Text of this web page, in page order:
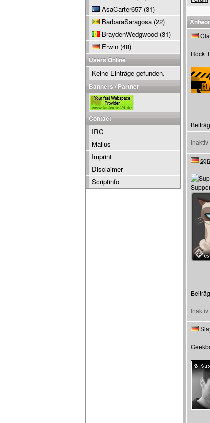
Rock
Inaktiv
Inaktiv
AsaCarter657 (31)
BarbaraSaragosa (22)
BraydenWedgwood (31)
Erwin (48)
Users Online
Keine Einträge gefunden.
Banners / Partner
Contact
IRC
Mailus
Imprint
Disclaimer
Scriptinfo